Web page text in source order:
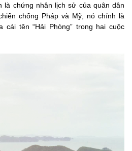
là chứng nhân lịch sử của quân dân
chống Pháp và Mỹ, nó chính là
cái tên “Hải Phòng” trong hai cuộc